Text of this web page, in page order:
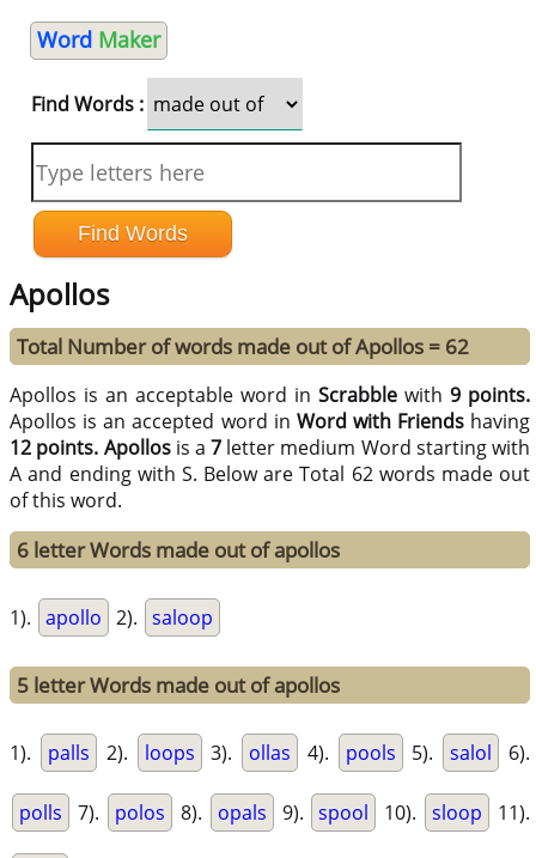
Word Maker
Find Words :
Apollos
Total Number of words made out of Apollos = 62
Apollos is an acceptable word inScrabble with9 points.
Apollos is an accepted word in Word with Friendshaving
12 points. Apollosis a7 letter medium Word starting with
A and ending with S. Below are Total 62 words made out
of this word.
6 letter Words made out of apollos
1). apollo 2). saloop
5 letter Words made out of apollos
1). palls 2). loops 3). ollas 4). pools 5). salol 6).
polls 7). polos 8). opals 9). spool 10). sloop 11).